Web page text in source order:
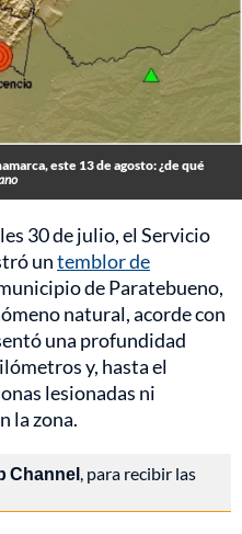
este 13 de agosto: ¿de qué
30 de julio, el Servicio
untemblor de
de Paratebueno,
natural, acorde con
una profundidad
y, hasta el
lesionadas ni
la zona.
Channel, para recibir las